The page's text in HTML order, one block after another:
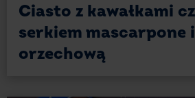
Ciasto z kawałkami
serkiem mascarpone
orzechową